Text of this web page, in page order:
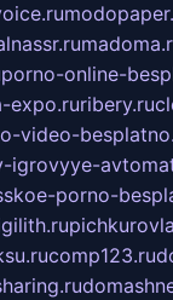
porno-online-
expo.ruribery.ru
video-
igrovyye-
porno-
comp123.ru